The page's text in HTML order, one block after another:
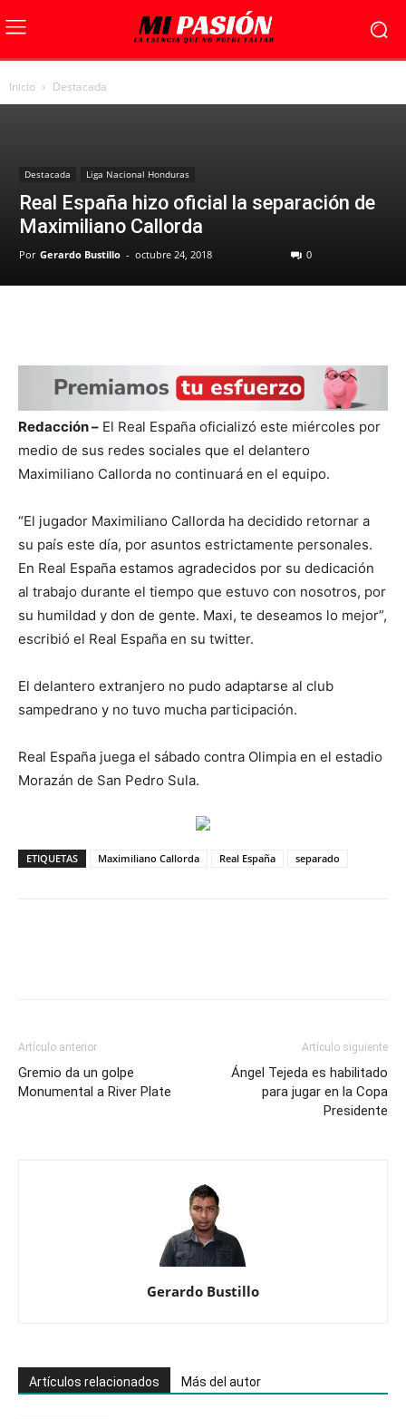
Inicio Destacada
Destacada Liga Nacional Honduras
Real España hizo oficial la separación de
Maximiliano Callorda
Por Gerardo Bustillo - octubre 24, 2018 0
Redacción – El Real España oficializó este miércoles por
medio de sus redes sociales que el delantero
Maximiliano Callorda no continuará en el equipo.
“El jugador Maximiliano Callorda ha decidido retornar a
su país este día, por asuntos estrictamente personales.
En Real España estamos agradecidos por su dedicación
al trabajo durante el tiempo que estuvo con nosotros, por
su humildad y don de gente. Maxi, te deseamos lo mejor”,
escribió el Real España en su twitter.
El delantero extranjero no pudo adaptarse al club
sampedrano y no tuvo mucha participación.
Real España juega el sábado contra Olimpia en el estadio
Morazán de San Pedro Sula.
ETIQUETAS Maximiliano Callorda Real España separado
Artículo anterior
Gremio da un golpe
Monumental a River Plate
Artículo siguiente
Ángel Tejeda es habilitado
para jugar en la Copa
Presidente
Gerardo Bustillo
Artículos relacionados Más del autor